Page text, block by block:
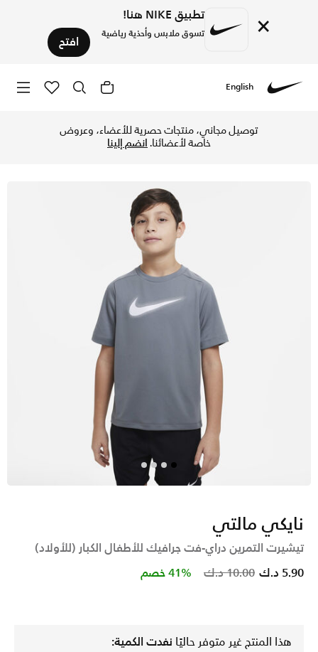
× تطبيق NIKE هنا!
تسوق ملابس وأحذية رياضية افتح
English
توصيل مجاني، منتجات حصرية للأعضاء، وعروض
خاصة لأعضائنا.انضم إلينا
نايكي مالتي
تيشيرت التمرين دراي-فت جرافيك للأطفال الكبار (للأولاد)
Price reduced from
10.00 د.ك to 5.90 د.ك 41% خصم
هذا المنتج غير متوفر حاليًا نفدت الكمية: